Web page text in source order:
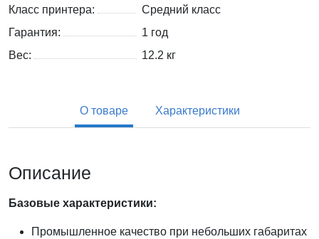
Класс принтера:
Средний класс
Гарантия:
1 год
Вес:
12.2 кг
О товаре Характеристики
Описание
Базовые характеристики:
Промышленное качество при небольших габаритах